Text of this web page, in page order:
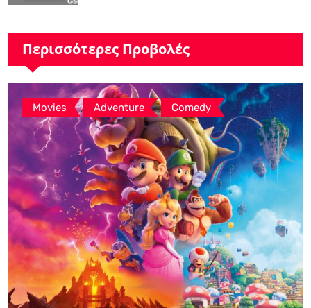
Περισσότερες Προβολές
Movies , Adventure , Comedy